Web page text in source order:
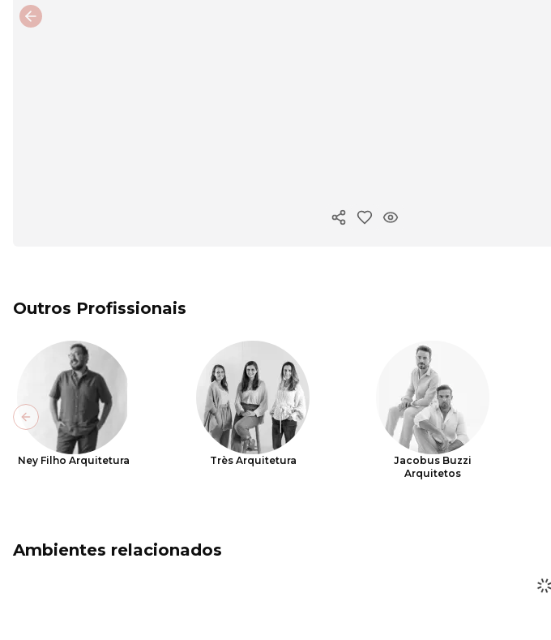
Copiar link
Previous slide
Outros Profissionais
Ney Filho Arquitetura Très Arquitetura
Jacobus Buzzi
Arquitetos
Previous slide
Ambientes relacionados